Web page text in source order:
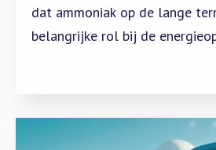
dat ammoniak op de lange
belangrijke rol bij de
spelen. Het is belangrijk om
te creëren om kwantiteit,
ammoniak als energiedrager